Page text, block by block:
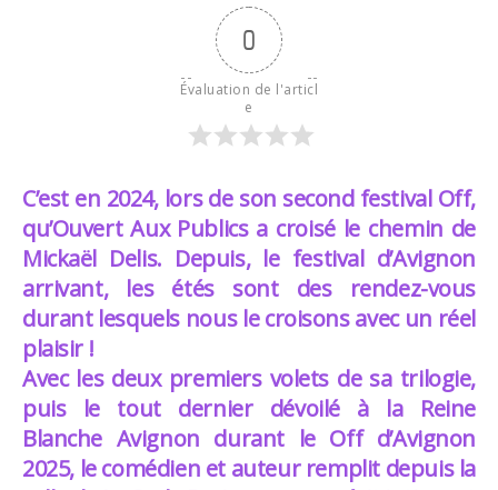
0
Évaluation de l'articl
e
C’est en 2024, lors de son second festival Off,
qu’Ouvert Aux Publics a croisé le chemin de
Mickaël Delis. Depuis, le festival d’Avignon
arrivant, les étés sont des rendez-vous
durant lesquels nous le croisons avec un réel
plaisir !
Avec les deux premiers volets de sa trilogie,
puis le tout dernier dévoilé à la Reine
Blanche Avignon durant le Off d’Avignon
2025, le comédien et auteur remplit depuis la